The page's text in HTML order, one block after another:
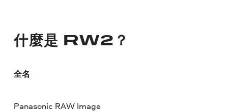
什麼是 RW2？
全名
Panasonic RAW Image